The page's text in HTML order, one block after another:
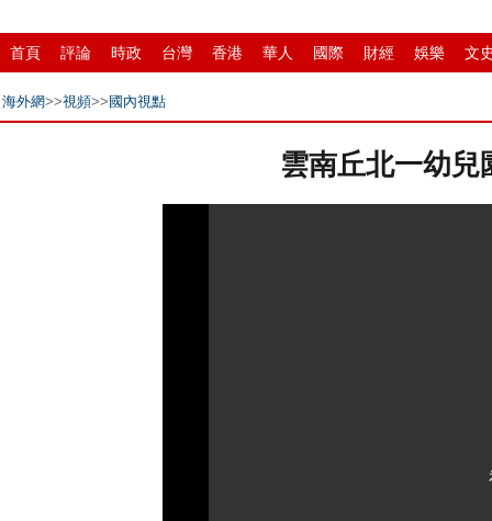
首頁 評論 時政 台灣 香港 華人 國際 財經 娛樂 文
招商 縣域 環保 創投
海外網>>視頻>> 國內視點
雲南丘北一幼兒